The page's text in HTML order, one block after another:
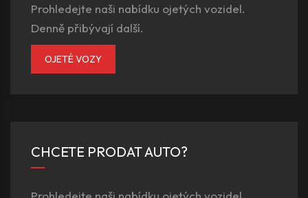
Prohledejte naši nabídku ojetých vozidel.
Denně přibývají další.
OJETÉ VOZY
CHCETE PRODAT AUTO?